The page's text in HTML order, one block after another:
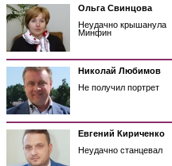
Ольга Свинцова
Неудачно крышанула
Минфин
Николай Любимов
Не получил портрет
Евгений Кириченко
Неудачно станцевал